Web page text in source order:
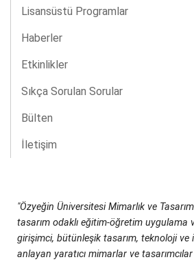
Lisansüstü Programlar
Haberler
Etkinlikler
Sıkça Sorulan Sorular
Bülten
İletişim
"Özyeğin Üniversitesi Mimarlık ve
tasarım odaklı eğitim-öğretim uygulama
girişimci, bütünleşik tasarım, teknoloji
anlayan yaratıcı mimarlar ve